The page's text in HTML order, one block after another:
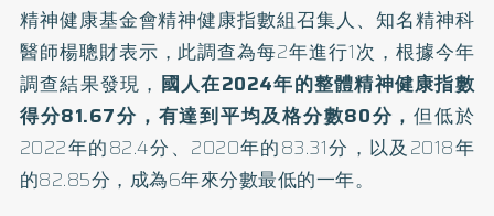
精神健康基金會精神健康指數組召集人、知名精神科
醫師楊聰財表示，此調查為每2年進行1次，根據今年
調查結果發現， 國人在2024年的整體精神健康指數
得分81.67分，有達到平均及格分數80分，但低於
2022年的82.4分、2020年的83.31分，以及2018年
的82.85分，成為6年來分數最低的一年。